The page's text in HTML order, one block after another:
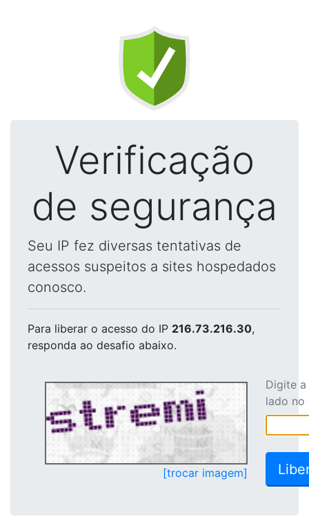
Verificação
de segurança
Seu IP fez diversas tentativas de
acessos suspeitos a sites hospedados
conosco.
Para liberar o acesso do IP 216.73.216.30,
responda ao desafio abaixo.
[trocar imagem]
Digite
lado no